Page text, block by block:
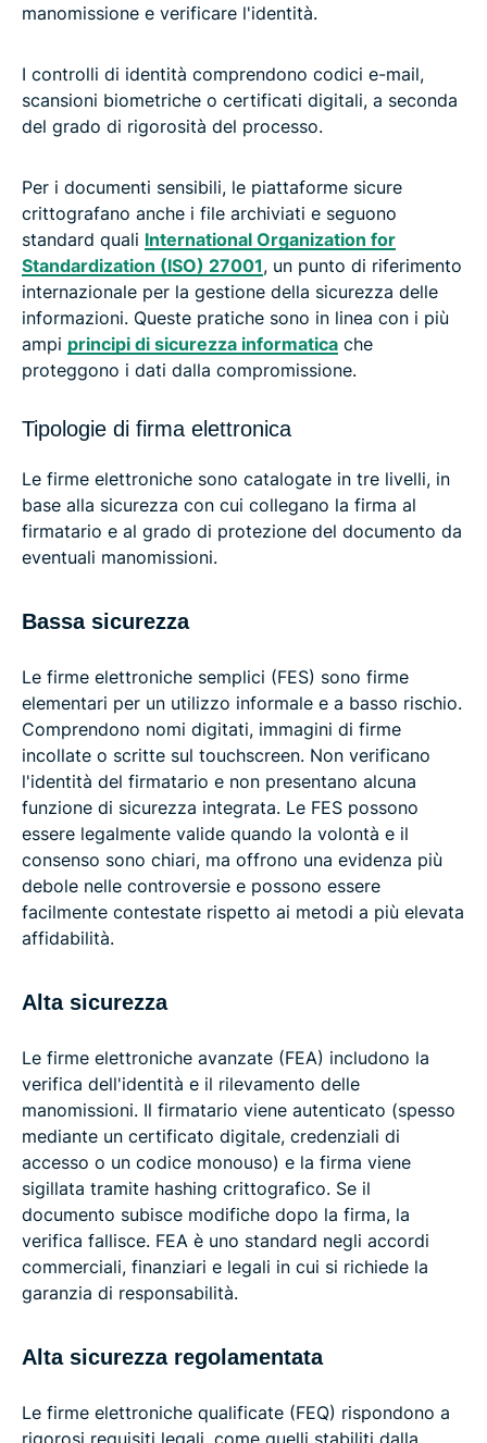
manomissione e verificare l'identità.
I controlli di identità comprendono codici e-mail,
scansioni biometriche o certificati digitali, a seconda
del grado di rigorosità del processo.
Per i documenti sensibili, le piattaforme sicure
crittografano anche i file archiviati e seguono
standard quali International Organization for
Standardization (ISO) 27001, un punto di riferimento
internazionale per la gestione della sicurezza delle
informazioni. Queste pratiche sono in linea con i più
ampi principi di sicurezza informatica che
proteggono i dati dalla compromissione.
Tipologie di firma elettronica
Le firme elettroniche sono catalogate in tre livelli, in
base alla sicurezza con cui collegano la firma al
firmatario e al grado di protezione del documento da
eventuali manomissioni.
Bassa sicurezza
Le firme elettroniche semplici (FES) sono firme
elementari per un utilizzo informale e a basso rischio.
Comprendono nomi digitati, immagini di firme
incollate o scritte sul touchscreen. Non verificano
l'identità del firmatario e non presentano alcuna
funzione di sicurezza integrata. Le FES possono
essere legalmente valide quando la volontà e il
consenso sono chiari, ma offrono una evidenza più
debole nelle controversie e possono essere
facilmente contestate rispetto ai metodi a più elevata
affidabilità.
Alta sicurezza
Le firme elettroniche avanzate (FEA) includono la
verifica dell'identità e il rilevamento delle
manomissioni. Il firmatario viene autenticato (spesso
mediante un certificato digitale, credenziali di
accesso o un codice monouso) e la firma viene
sigillata tramite hashing crittografico. Se il
documento subisce modifiche dopo la firma, la
verifica fallisce. FEA è uno standard negli accordi
commerciali, finanziari e legali in cui si richiede la
garanzia di responsabilità.
Alta sicurezza regolamentata
Le firme elettroniche qualificate (FEQ) rispondono a